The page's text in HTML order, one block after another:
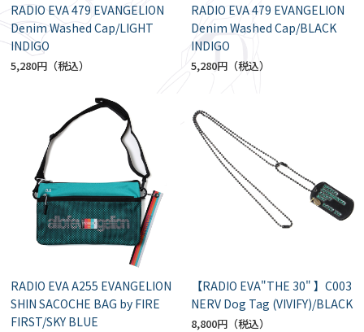
RADIO EVA 479 EVANGELION
Denim Washed Cap/LIGHT
INDIGO
5,280円
RADIO EVA 479 EVANGELION
Denim Washed Cap/BLACK
INDIGO
5,280円
RADIO EVA A255 EVANGELION
SHIN SACOCHE BAG by FIRE
FIRST/SKY BLUE
【RADIO EVA"THE 30" 】C003
NERV Dog Tag (VIVIFY)/BLACK
8,800円